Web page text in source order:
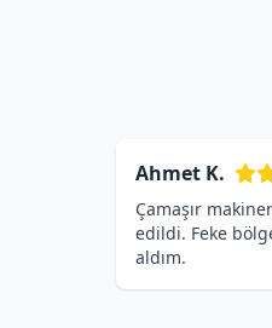
Ahmet K.
Çamaşır
edildi. Feke
aldım.